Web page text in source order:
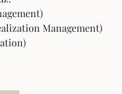
Management)